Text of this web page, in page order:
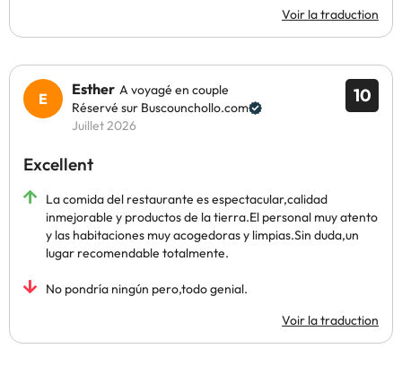
Voir la traduction
10
Esther A voyagé en couple
Réservé sur Buscounchollo.com
Juillet 2026
Excellent
La comida del restaurante es espectacular,calidad
inmejorable y productos de la tierra.El personal muy atento
y las habitaciones muy acogedoras y limpias.Sin duda,un
lugar recomendable totalmente.
No pondría ningún pero,todo genial.
Voir la traduction